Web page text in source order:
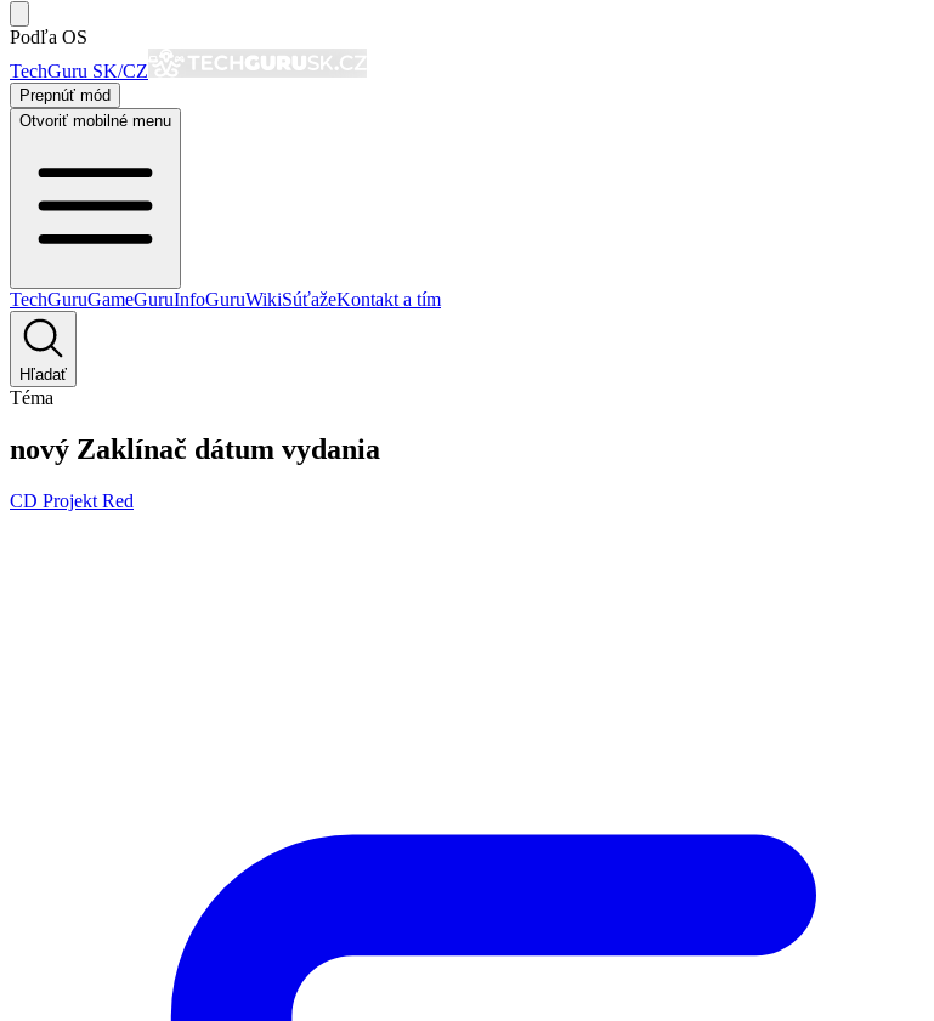
Podľa OS
TechGuru SK/CZ
Prepnúť mód
Otvoriť mobilné menu
TechGuruGameGuruInfoGuruWikiSúťažeKontakt a tím
Hľadať
Téma
nový Zaklínač dátum vydania
CD Projekt Red